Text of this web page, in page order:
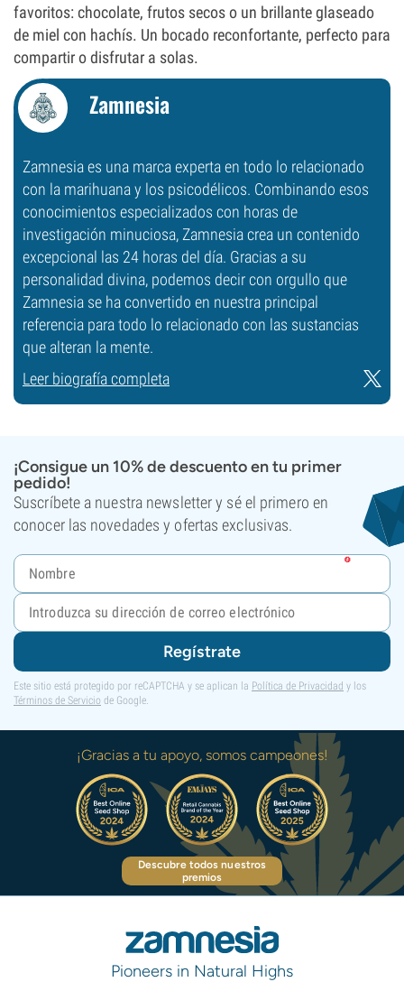
favoritos: chocolate, frutos secos o un brillante glaseado
de miel con hachís. Un bocado reconfortante, perfecto para
compartir o disfrutar a solas.
Zamnesia
Zamnesia es una marca experta en todo lo relacionado
con la marihuana y los psicodélicos. Combinando esos
conocimientos especializados con horas de
investigación minuciosa, Zamnesia crea un contenido
excepcional las 24 horas del día. Gracias a su
personalidad divina, podemos decir con orgullo que
Zamnesia se ha convertido en nuestra principal
referencia para todo lo relacionado con las sustancias
que alteran la mente.
Leer biografía completa
¡Consigue un 10% de descuento en tu primer
pedido!
Suscríbete a nuestra newsletter y sé el primero en
conocer las novedades y ofertas exclusivas.
Regístrate
Este sitio está protegido por reCAPTCHA y se aplican la Política de Privacidad y los
Términos de Servicio de Google.
¡Gracias a tu apoyo, somos campeones!
Descubre todos nuestros
premios
Pioneers in Natural Highs